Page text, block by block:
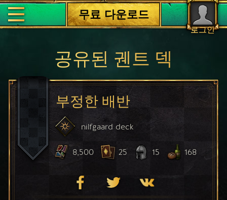
로그인
무료 다운로드
공유된 궨트 덱
부정한 배반
nilfgaard deck
8,500 25 15 168